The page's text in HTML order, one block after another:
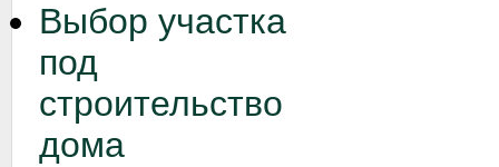
Выбор участка
под
строительство
дома